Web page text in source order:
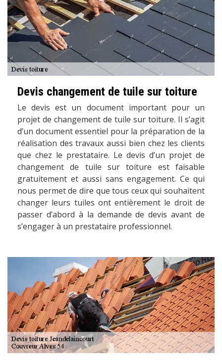
Devis changement de tuile sur toiture
Le devis est un document important pour un
projet de changement de tuile sur toiture. Il s’agit
d’un document essentiel pour la préparation de la
réalisation des travaux aussi bien chez les clients
que chez le prestataire. Le devis d’un projet de
changement de tuile sur toiture est faisable
gratuitement et aussi sans engagement. Ce qui
nous permet de dire que tous ceux qui souhaitent
changer leurs tuiles ont entièrement le droit de
passer d’abord à la demande de devis avant de
s’engager à un prestataire professionnel.